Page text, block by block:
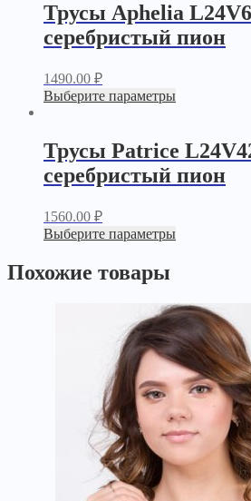
Трусы Aphelia
серебристый пион
1490.00 ₽
Выберите параметры
Трусы Patrice
серебристый пион
1560.00 ₽
Выберите параметры
Похожие товары